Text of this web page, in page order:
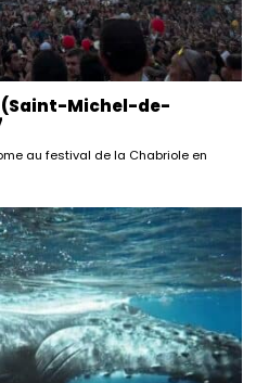
(Saint-Michel-de-
au festival de la Chabriole en